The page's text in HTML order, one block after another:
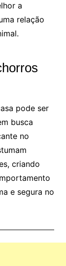
a
relação
pode ser
busca
no
criando
e segura no